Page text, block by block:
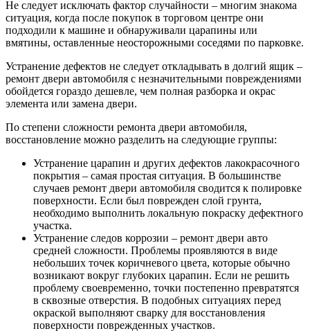
Не следует исключать фактор случайности – многим знакома
ситуация, когда после покупок в торговом центре они
подходили к машине и обнаруживали царапины или
вмятины, оставленные неосторожными соседями по парковке.
Устранение дефектов не следует откладывать в долгий ящик –
ремонт двери автомобиля с незначительными повреждениями
обойдется гораздо дешевле, чем полная разборка и окрас
элемента или замена двери.
По степени сложности ремонта двери автомобиля,
восстановление можно разделить на следующие группы:
Устранение царапин и других дефектов лакокрасочного
покрытия – самая простая ситуация. В большинстве
случаев ремонт двери автомобиля сводится к полировке
поверхности. Если был поврежден слой грунта,
необходимо выполнить локальную покраску дефектного
участка.
Устранение следов коррозии – ремонт двери авто
средней сложности. Проблемы проявляются в виде
небольших точек коричневого цвета, которые обычно
возникают вокруг глубоких царапин. Если не решить
проблему своевременно, точки постепенно превратятся
в сквозные отверстия. В подобных ситуациях перед
окраской выполняют сварку для восстановления
поверхности поврежденных участков.